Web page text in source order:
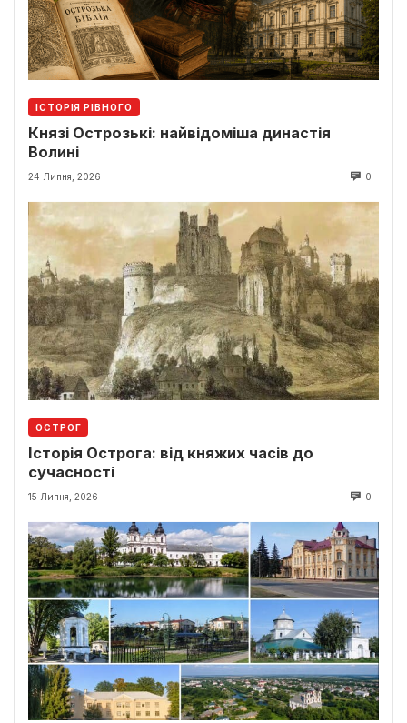
ІСТОРІЯ РІВНОГО
Князі Острозькі: найвідоміша династія
Волині
24 Липня, 2026 0
ОСТРОГ
Історія Острога: від княжих часів до
сучасності
15 Липня, 2026 0